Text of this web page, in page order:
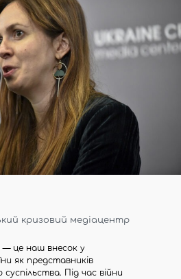
кризовий медіацентр
— це наш внесок у
як представників
суспільства. Під час війни